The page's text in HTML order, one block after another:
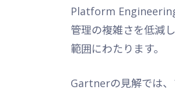
Platform
管理の複雑さを低減
範囲にわたります。
Gartnerの見解では、